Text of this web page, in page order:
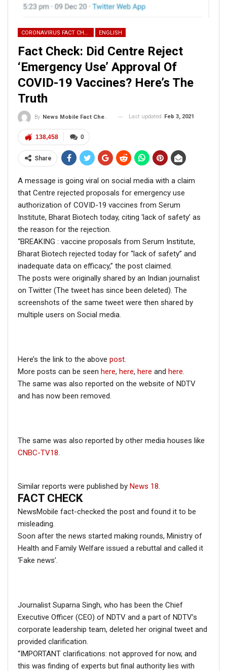
CORONAVIRUS FACT CHECK ENGLISH
Fact Check: Did Centre Reject
‘Emergency Use’ Approval Of
COVID-19 Vaccines? Here’s The
Truth
By News Mobile Fact Check Bureau Last updated Feb 3, 2021
0
138,458
Share
A message is going viral on social media with a claim
that Centre rejected proposals for emergency use
authorization of COVID-19 vaccines from Serum
Institute, Bharat Biotech today, citing ‘lack of safety’ as
the reason for the rejection.
“BREAKING : vaccine proposals from Serum Institute,
Bharat Biotech rejected today for “lack of safety” and
inadequate data on efficacy,” the post claimed.
The posts were originally shared by an Indian journalist
on Twitter (The tweet has since been deleted). The
screenshots of the same tweet were then shared by
multiple users on Social media.
Here’s the link to the above post
More posts can be seen here, here, here and here
The same was also reported on the website of NDTV
and has now been removed.
The same was also reported by other media houses like
CNBC-TV18
Similar reports were published by News 18
FACT CHECK
NewsMobile fact-checked the post and found it to be
misleading.
Soon after the news started making rounds, Ministry of
Health and Family Welfare issued a rebuttal and called it
‘Fake news’.
Journalist Suparna Singh, who has been the Chief
Executive Officer (CEO) of NDTV and a part of NDTV’s
corporate leadership team, deleted her original tweet and
provided clarification.
“IMPORTANT clarifications: not approved for now, and
this was finding of experts but final authority lies with